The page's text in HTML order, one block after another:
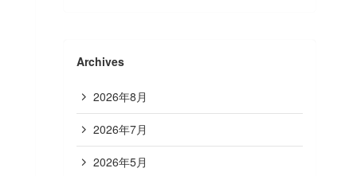
Archives
2026年8月
2026年7月
2026年5月